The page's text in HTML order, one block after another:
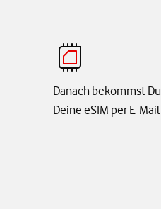
Danach bekommst Du
Deine eSIM per E-Mail